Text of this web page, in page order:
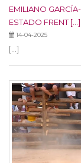
EMILIANO
ESTADO FRENT [...]
14-04-2025
[...]